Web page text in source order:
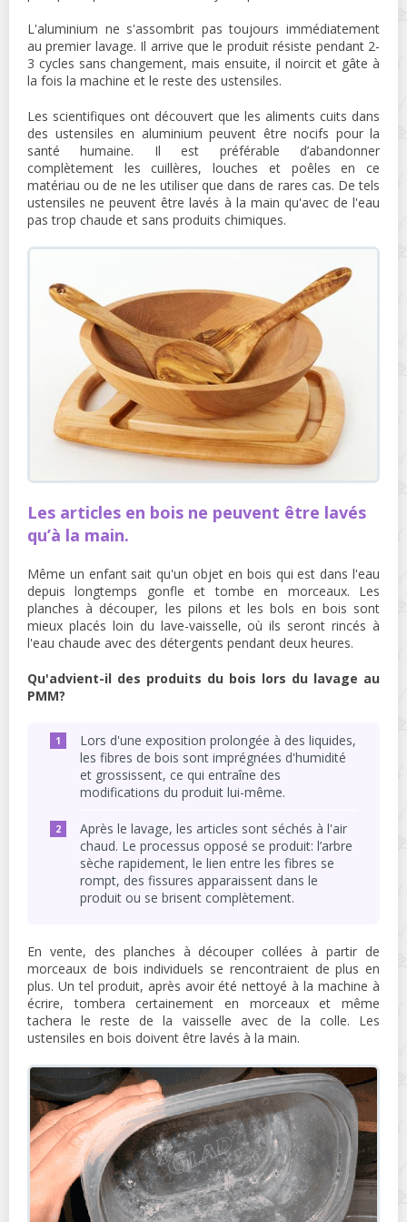
L'aluminium ne s'assombrit pas toujours immédiatement
au premier lavage. Il arrive que le produit résiste pendant 2-
3 cycles sans changement, mais ensuite, il noircit et gâte à
la fois la machine et le reste des ustensiles.
Les scientifiques ont découvert que les aliments cuits dans
des ustensiles en aluminium peuvent être nocifs pour la
santé humaine. Il est préférable d’abandonner
complètement les cuillères, louches et poêles en ce
matériau ou de ne les utiliser que dans de rares cas. De tels
ustensiles ne peuvent être lavés à la main qu'avec de l'eau
pas trop chaude et sans produits chimiques.
Les articles en bois ne peuvent être lavés
qu’à la main.
Même un enfant sait qu'un objet en bois qui est dans l'eau
depuis longtemps gonfle et tombe en morceaux. Les
planches à découper, les pilons et les bols en bois sont
mieux placés loin du lave-vaisselle, où ils seront rincés à
l'eau chaude avec des détergents pendant deux heures.
Qu'advient-il des produits du bois lors du lavage au
PMM?
Lors d'une exposition prolongée à des liquides,
les fibres de bois sont imprégnées d'humidité
et grossissent, ce qui entraîne des
modifications du produit lui-même.
Après le lavage, les articles sont séchés à l'air
chaud. Le processus opposé se produit: l’arbre
sèche rapidement, le lien entre les fibres se
rompt, des fissures apparaissent dans le
produit ou se brisent complètement.
En vente, des planches à découper collées à partir de
morceaux de bois individuels se rencontraient de plus en
plus. Un tel produit, après avoir été nettoyé à la machine à
écrire, tombera certainement en morceaux et même
tachera le reste de la vaisselle avec de la colle. Les
ustensiles en bois doivent être lavés à la main.